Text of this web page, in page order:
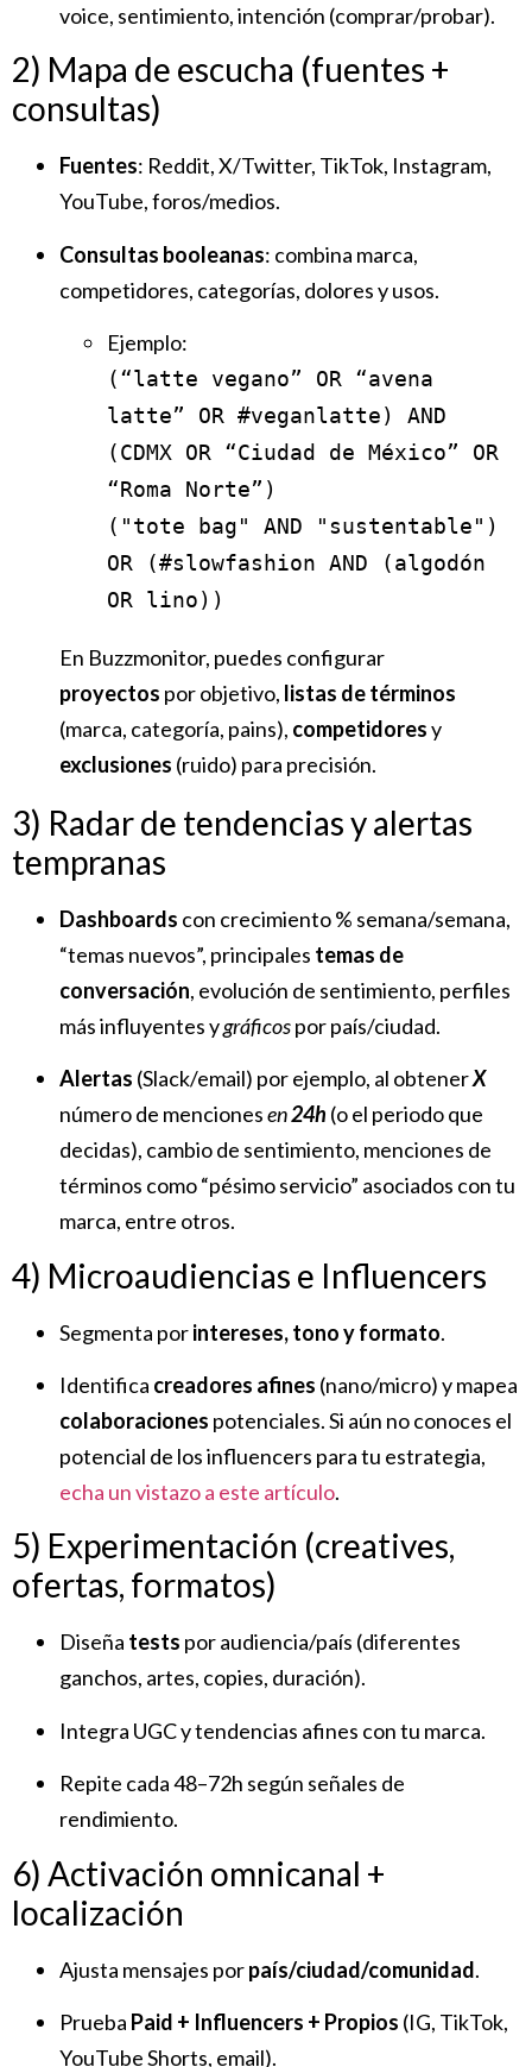
voice, sentimiento, intención (comprar/probar).
2) Mapa de escucha (fuentes +
consultas)
Fuentes: Reddit, X/Twitter, TikTok, Instagram,
YouTube, foros/medios.
Consultas booleanas: combina marca,
competidores, categorías, dolores y usos.
Ejemplo:
(“latte vegano” OR “avena
latte” OR #veganlatte) AND
(CDMX OR “Ciudad de México” OR
“Roma Norte”)
("tote bag" AND "sustentable")
OR (#slowfashion AND (algodón
OR lino))
En Buzzmonitor, puedes configurar
proyectos por objetivo, listas de términos
(marca, categoría, pains), competidoresy
exclusiones (ruido) para precisión.
3) Radar de tendencias y alertas
tempranas
Dashboards con crecimiento % semana/semana,
“temas nuevos”, principales temas de
conversación, evolución de sentimiento, perfiles
más influyentes ygráficospor país/ciudad.
Alertas (Slack/email) por ejemplo, al obtenerX
número de mencionesen24h (o el periodo que
decidas), cambio de sentimiento, menciones de
términos como “pésimo servicio” asociados con tu
marca, entre otros.
4) Microaudiencias e Influencers
Segmenta porintereses, tono y formato.
Identifica creadores afines (nano/micro) y mapea
colaboraciones potenciales. Si aún no conoces el
potencial de los influencers para tu estrategia,
echa un vistazo a este artículo.
5) Experimentación (creatives,
ofertas, formatos)
Diseña tests por audiencia/país (diferentes
ganchos, artes, copies, duración).
Integra UGC y tendencias afines con tu marca.
Repite cada 48–72h según señales de
rendimiento.
6) Activación omnicanal +
localización
Ajusta mensajes porpaís/ciudad/comunidad.
Prueba Paid + Influencers + Propios (IG, TikTok,
YouTube Shorts, email).